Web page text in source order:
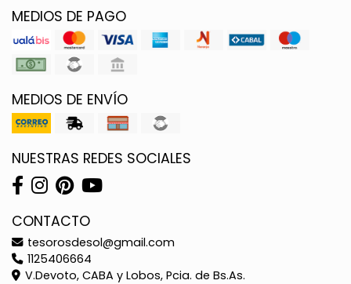
MEDIOS DE PAGO
MEDIOS DE ENVÍO
NUESTRAS REDES SOCIALES
CONTACTO
tesorosdesol@gmail.com
1125406664
V.Devoto, CABA y Lobos, Pcia. de Bs.As.